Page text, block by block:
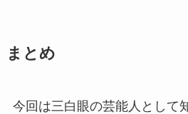
まとめ
今回は三白眼の芸能人として